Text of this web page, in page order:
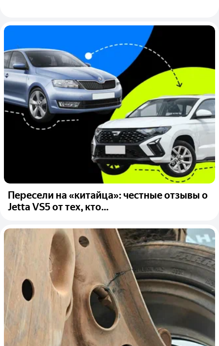
Пересели на «китайца»: честные отзывы о
Jetta VS5 от тех, кто...